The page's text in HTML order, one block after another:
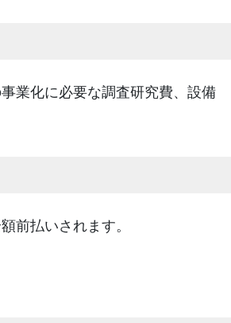
業化に必要な調査研究費、設備
前払いされます。